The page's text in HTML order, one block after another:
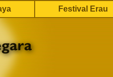
Festival Erau